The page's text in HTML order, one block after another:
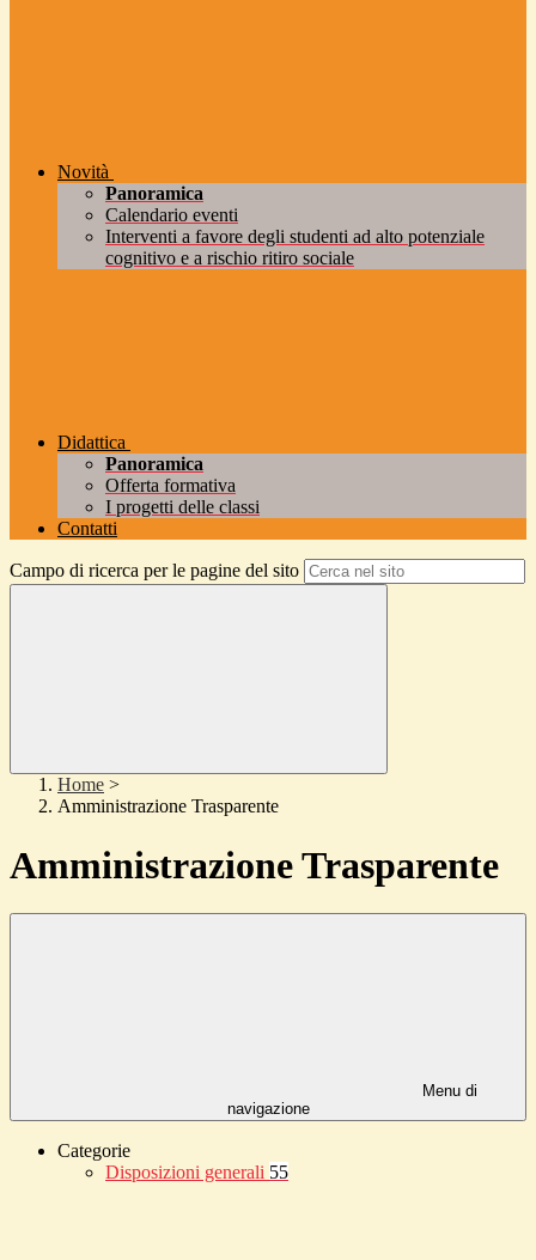
Novità
Panoramica
Calendario eventi
Interventi a favore degli studenti ad alto potenziale
cognitivo e a rischio ritiro sociale
Didattica
Panoramica
Offerta formativa
I progetti delle classi
Contatti
Campo di ricerca per le pagine del sito
Home >
Amministrazione Trasparente
Amministrazione Trasparente
Menu di
navigazione
Categorie
Disposizioni generali 55